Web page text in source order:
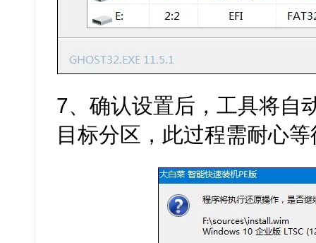
7、确认设置后，工具将自
目标分区，此过程需耐心